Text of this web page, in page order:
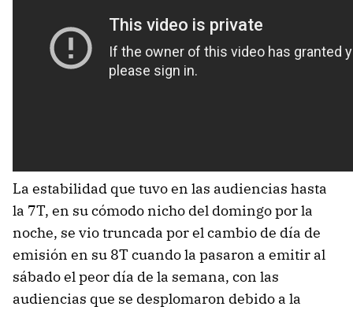
La estabilidad que tuvo en las audiencias hasta
la 7T, en su cómodo nicho del domingo por la
noche, se vio truncada por el cambio de día de
emisión en su 8T cuando la pasaron a emitir al
sábado el peor día de la semana, con las
audiencias que se desplomaron debido a la